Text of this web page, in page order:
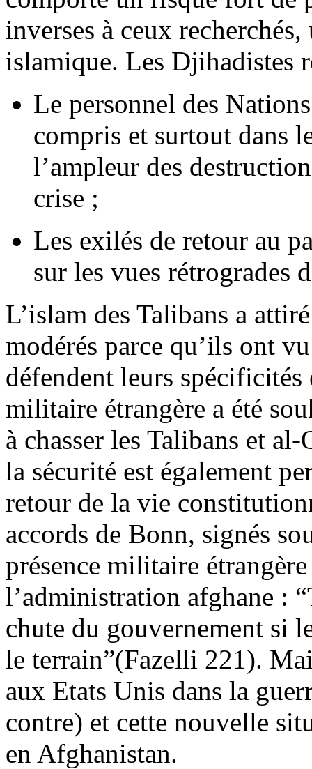
inverses à ceux
islamique. Les Djihadistes
Le personnel des
compris et surtout dans
l’ampleur des
crise ;
Les exilés de retour au
sur les vues rétrogrades
L’islam des Talibans a
modérés parce qu’ils ont
défendent leurs
militaire étrangère a été
à chasser les Talibans et
la sécurité est également
retour de la vie
accords de Bonn, signés
présence militaire
l’administration afghane :
chute du gouvernement si
le terrain”(Fazelli 221).
aux Etats Unis dans la
contre) et cette nouvelle
en Afghanistan.